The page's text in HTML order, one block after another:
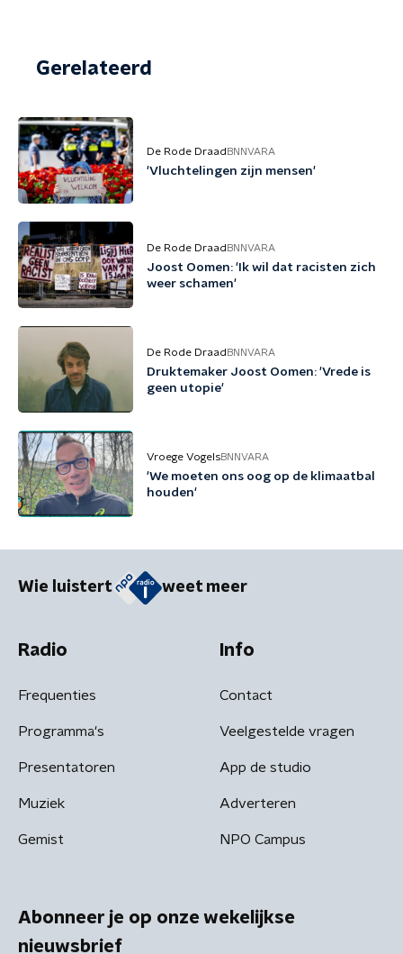
Gerelateerd
De Rode Draad BNNVARA
'Vluchtelingen zijn mensen'
De Rode Draad BNNVARA
Joost Oomen: 'Ik wil dat racisten zich
weer schamen'
De Rode Draad BNNVARA
Druktemaker Joost Oomen: 'Vrede is
geen utopie'
Vroege VogelsBNNVARA
'We moeten ons oog op de klimaatbal
houden'
Wie luistert weet meer
Radio
Frequenties
Programma's
Presentatoren
Muziek
Gemist
Info
Contact
Veelgestelde vragen
App de studio
Adverteren
NPO Campus
Abonneer je op onze wekelijkse
nieuwsbrief